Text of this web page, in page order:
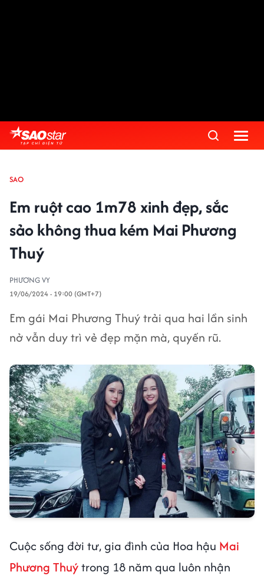
SAO
Em ruột cao 1m78 xinh đẹp, sắc
sảo không thua kém Mai Phương
Thuý
PHƯƠNG VY
19/06/2024 - 19:00 (GMT+7)
Em gái Mai Phương Thuý trải qua hai lần sinh
nở vẫn duy trì vẻ đẹp mặn mà, quyến rũ.
Cuộc sống đời tư, gia đình của Hoa hậu Mai
Phương Thuýtrong 18 năm qua luôn nhận